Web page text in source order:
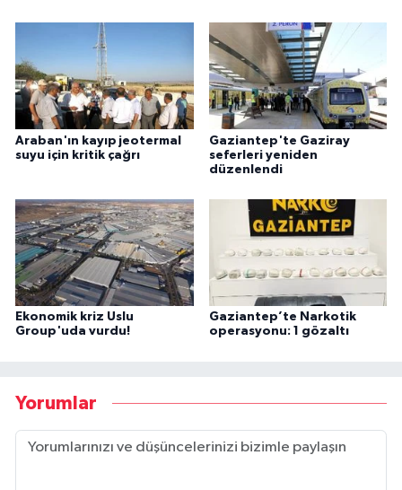
Araban'ın kayıp jeotermal
suyu için kritik çağrı
Gaziantep'te Gaziray
seferleri yeniden
düzenlendi
Ekonomik kriz Uslu
Group'uda vurdu!
Gaziantep’te Narkotik
operasyonu: 1 gözaltı
Yorumlar